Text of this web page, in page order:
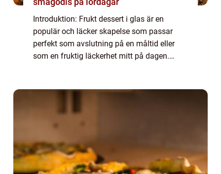
Introduktion: Frukt dessert i glas är en
populär och läcker skapelse som passar
perfekt som avslutning på en måltid eller
som en fruktig läckerhet mitt på dagen.